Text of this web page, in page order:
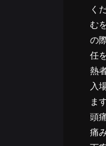
く
む
の
任
熱
入
ま
頭
痛